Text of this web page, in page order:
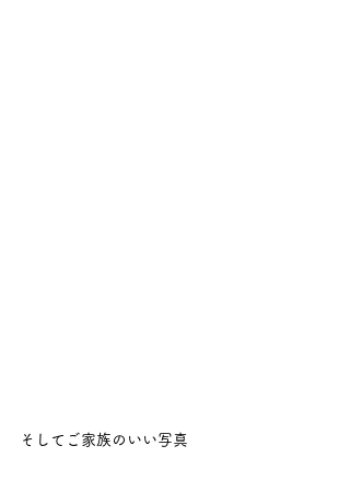
そしてご家族のいい写真